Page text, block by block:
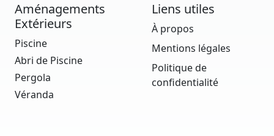
Aménagements
Extérieurs
Piscine
Abri de Piscine
Pergola
Véranda
Liens utiles
À propos
Mentions légales
Politique de
confidentialité